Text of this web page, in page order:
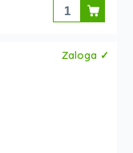
Zaloga ✓